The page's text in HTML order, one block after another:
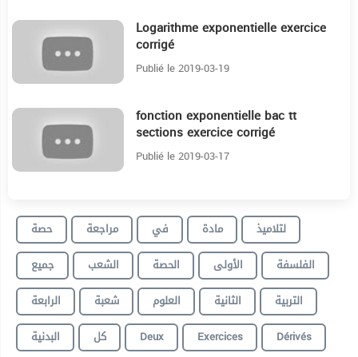
Logarithme exponentielle exercice
corrigé
Publié le 2019-03-19
fonction exponentielle bac tt
sections exercice corrigé
Publié le 2019-03-17
حصة مراجعة في مادة
لتلاميذ
جميع
الشعب الحصة الأولى
الفلسفة
الرابعة
شعبة العلوم الثانية
التربية
البدنية
كل Deux Exercices
Dérivés